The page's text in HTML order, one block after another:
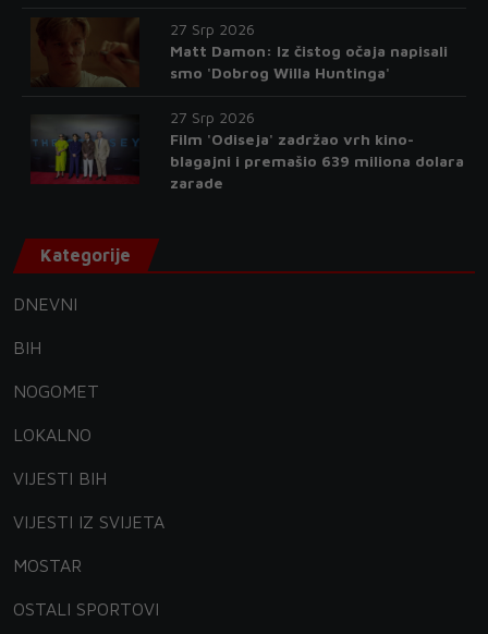
27 Srp 2026
Matt Damon: Iz čistog očaja napisali
smo 'Dobrog Willa Huntinga'
27 Srp 2026
Film 'Odiseja' zadržao vrh kino-
blagajni i premašio 639 miliona dolara
zarade
Kategorije
DNEVNI
BIH
NOGOMET
LOKALNO
VIJESTI BIH
VIJESTI IZ SVIJETA
MOSTAR
OSTALI SPORTOVI